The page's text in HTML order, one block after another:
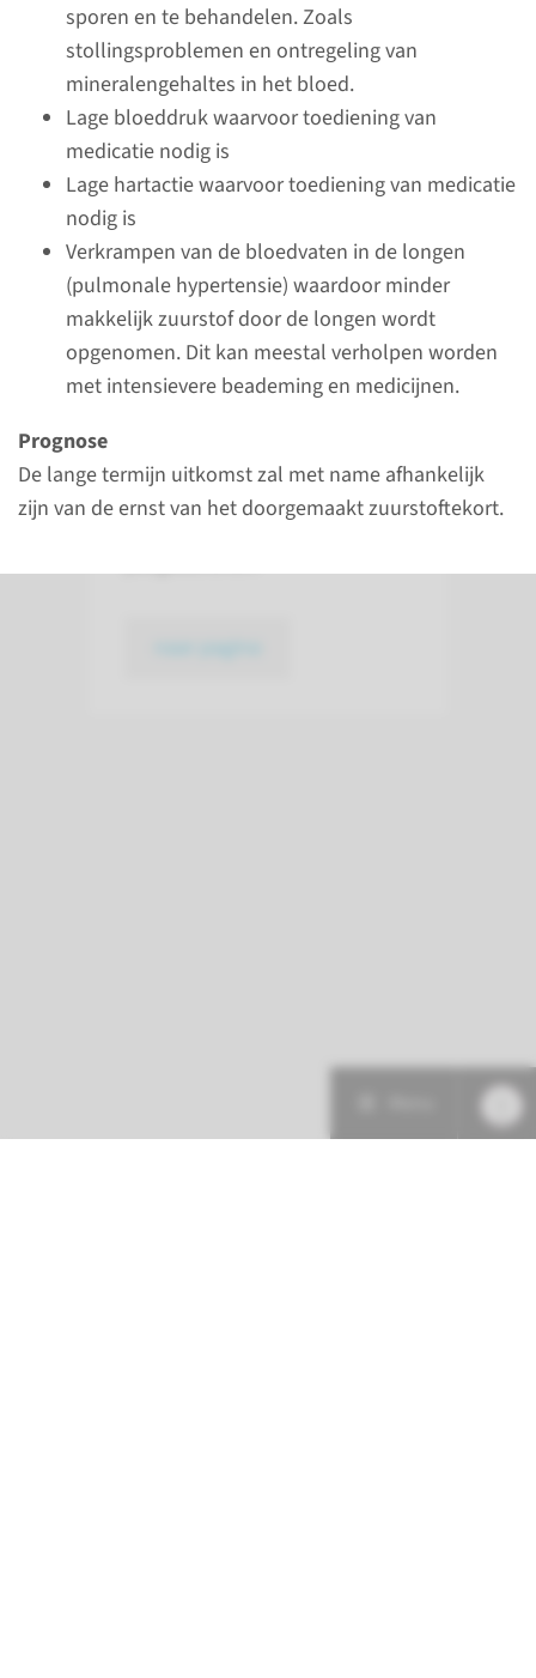
sporen en te behandelen. Zoals
stollingsproblemen en ontregeling van
mineralengehaltes in het bloed.
Lage bloeddruk waarvoor toediening van
medicatie nodig is
Lage hartactie waarvoor toediening van medicatie
nodig is
Verkrampen van de bloedvaten in de longen
(pulmonale hypertensie) waardoor minder
makkelijk zuurstof door de longen wordt
opgenomen. Dit kan meestal verholpen worden
met intensievere beademing en medicijnen.
Prognose
De lange termijn uitkomst zal met name afhankelijk
zijn van de ernst van het doorgemaakt zuurstoftekort.
Binnen enkele uren na de
geboorte krijgt uw baby kleine
hoeveelheden voeding. We
gebruiken hiervoor uw eigen
moedermelk, donormelk of
kunstvoeding.
lees meer
Wetenschap­pelijk
Informatie voor ouders over